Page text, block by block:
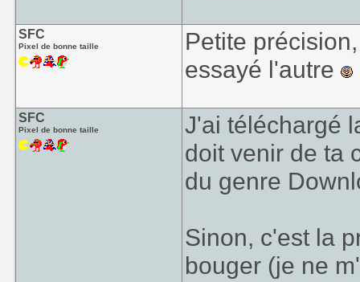
SFC
Pixel de bonne taille
Petite
essayé l'autre
SFC
Pixel de bonne taille
J'ai téléchargé
doit venir de ta
du genre
Sinon, c'est la
bouger (je ne